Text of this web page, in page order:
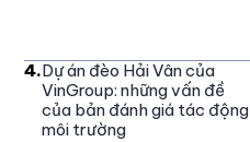
4.Dự án đèo Hải Vân của
VinGroup: những vấn đề
của bản đánh giá tác động
môi trường